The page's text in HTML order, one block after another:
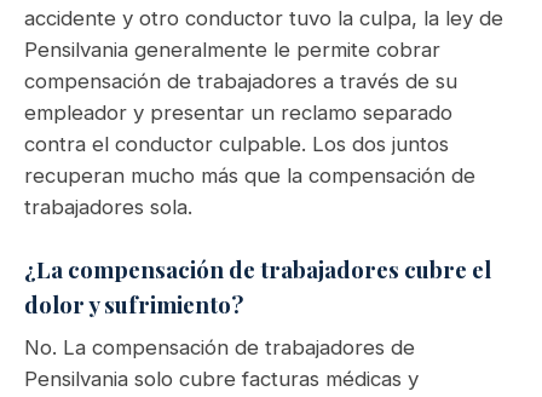
accidente y otro conductor tuvo la culpa, la ley de
Pensilvania generalmente le permite cobrar
compensación de trabajadores a través de su
empleador y presentar un reclamo separado
contra el conductor culpable. Los dos juntos
recuperan mucho más que la compensación de
trabajadores sola.
¿La compensación de trabajadores cubre el
dolor y sufrimiento?
No. La compensación de trabajadores de
Pensilvania solo cubre facturas médicas y